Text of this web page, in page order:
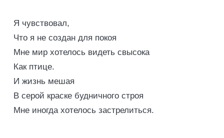
Я чувствовал,
Что я не создан для покоя
Мне мир хотелось видеть свысока
Как птице.
И жизнь мешая
В серой краске будничного строя
Мне иногда хотелось застрелиться.